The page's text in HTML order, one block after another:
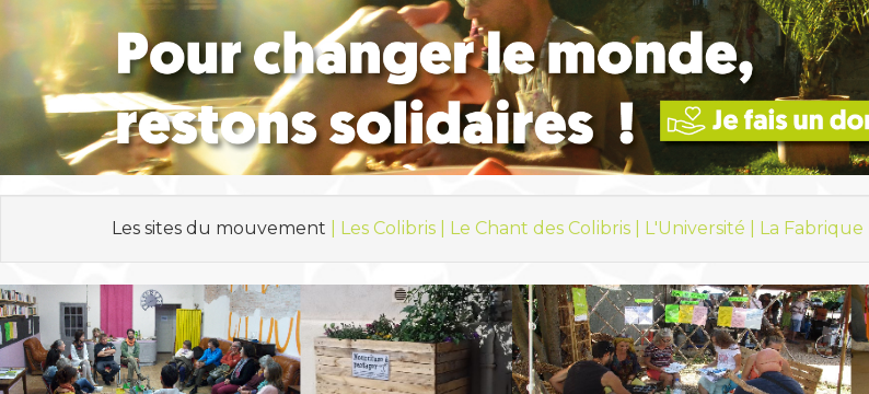
Les sites du mouvement | Les Colibris | Le Chant des Colibris | L'Université | La Fabrique |